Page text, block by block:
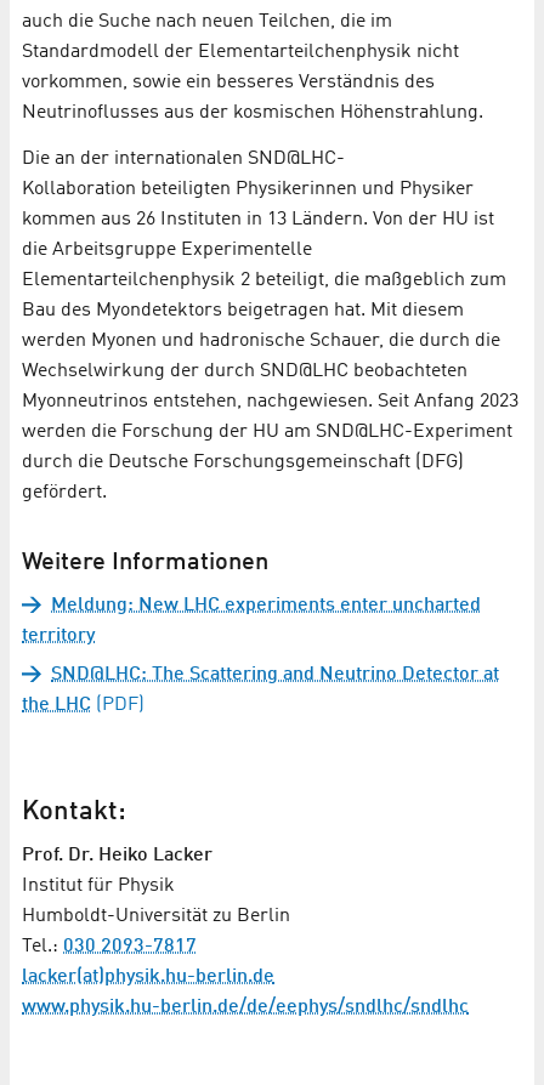
auch die Suche nach neuen Teilchen, die im
Standardmodell der Elementarteilchenphysik nicht
vorkommen, sowie ein besseres Verständnis des
Neutrinoflusses aus der kosmischen Höhenstrahlung.
Die an der internationalen SND@LHC-
Kollaboration beteiligten Physikerinnen und Physiker
kommen aus 26 Instituten in 13 Ländern. Von der HU ist
die Arbeitsgruppe Experimentelle
Elementarteilchenphysik 2 beteiligt, die maßgeblich zum
Bau des Myondetektors beigetragen hat. Mit diesem
werden Myonen und hadronische Schauer, die durch die
Wechselwirkung der durch SND@LHC beobachteten
Myonneutrinos entstehen, nachgewiesen. Seit Anfang 2023
werden die Forschung der HU am SND@LHC-Experiment
durch die Deutsche Forschungsgemeinschaft (DFG)
gefördert.
Weitere Informationen
Meldung: New LHC experiments enter uncharted
territory
SND@LHC: The Scattering and Neutrino Detector at
the LHC (PDF)
Kontakt:
Prof. Dr. Heiko Lacker
Institut für Physik
Humboldt-Universität zu Berlin
Tel.: 030 2093-7817
lacker(at)physik.hu-berlin.de
www.physik.hu-berlin.de/de/eephys/sndlhc/sndlhc